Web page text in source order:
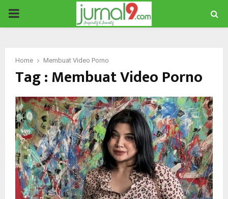
PRIMARY
Home Membuat Video Porno
Tag : Membuat Video Porno